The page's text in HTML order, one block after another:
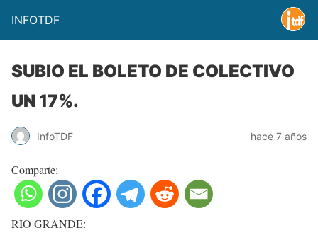
INFOTDF
SUBIO EL BOLETO DE COLECTIVO
UN 17%.
InfoTDF hace 7 años
Comparte:
RIO GRANDE: